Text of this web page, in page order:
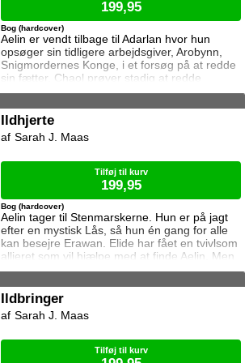
Aelin er vendt tilbage til Adarlan hvor hun
opsøger sin tidligere arbejdsgiver, Arobynn,
Snigmordernes Konge, i et forsøg på at redde
sin fætter. Chaol prøver stadig at redde
Dorian, men det bliver fortsat sværere som
og orker ikke længere at kæmpe imod.
Samtidig står Manon i en svær situation.
Hertug Perrington har givet hende klare
Bog (hardcover)
199,95
Ildhjerte
Aelin tager til Stenmarskerne. Hun er på jagt
efter en mystisk Lås, så hun én gang for alle
kan besejre Erawan. Elide har fået en tvivlsom
allieret som vil hjælpe med at finde Aelin. Men
for hvilken pris? Manon vågner i lænker og
Dorian ikke glemme heksen der hjalp ham i
Bog (hardcover)
Sarah J. Maas
Tilføj til kurv
199,95
Ildbringer
Sarah J. Maas
Tilføj til kurv